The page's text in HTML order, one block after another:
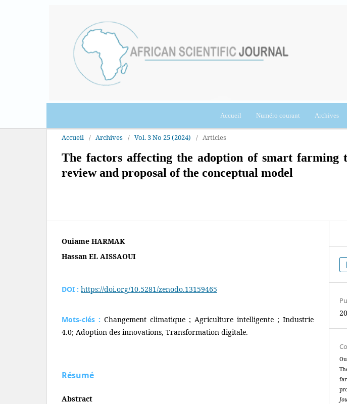
Accueil Numéro courant Archives
Accueil / Archives / Vol. 3 No 25 (2024) / Articles
The factors affecting the adoption of smart farming
review and proposal of the conceptual model
Ouiame HARMAK
Hassan EL AISSAOUI
DOI : https://doi.org/10.5281/zenodo.13159465
Mots-clés : Changement climatique ; Agriculture intelligente ; Industrie
4.0; Adoption des innovations, Transformation digitale.
Résumé
Abstract